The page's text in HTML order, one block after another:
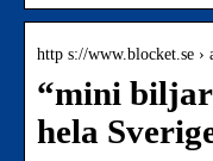
http s://www.blocket.se ›
“mini
hela